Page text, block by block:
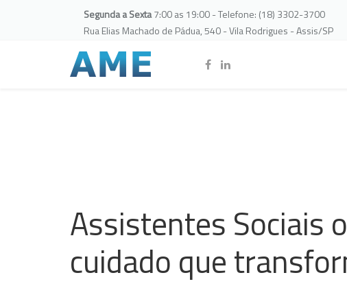
Segunda a Sexta7:00 as 19:00 - Telefone: (18) 3302-3700
Rua Elias Machado de Pádua, 540 - Vila Rodrigues - Assis/SP
Assistentes Sociais
cuidado que